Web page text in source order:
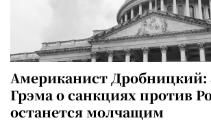
Американист Дробницкий:
Грэма о санкциях против
останется молчащим